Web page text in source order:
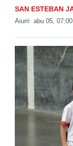
SAN ESTEBAN
Aiurri abu 05, 07:00